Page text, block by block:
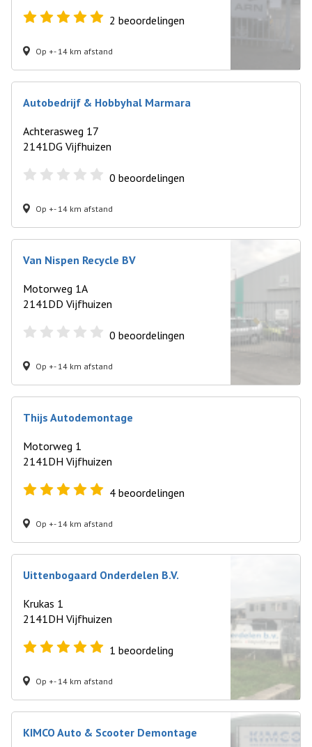
2 beoordelingen
Op +- 14 km afstand
Autobedrijf & Hobbyhal Marmara
Achterasweg 17
2141DG Vijfhuizen
0 beoordelingen
Op +- 14 km afstand
Van Nispen Recycle BV
Motorweg 1A
2141DD Vijfhuizen
0 beoordelingen
Op +- 14 km afstand
Thijs Autodemontage
Motorweg 1
2141DH Vijfhuizen
4 beoordelingen
Op +- 14 km afstand
Uittenbogaard Onderdelen B.V.
Krukas 1
2141DH Vijfhuizen
1 beoordeling
Op +- 14 km afstand
KIMCO Auto & Scooter Demontage